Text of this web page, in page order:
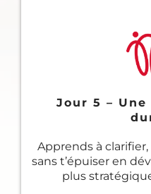
Jour 5 –
Apprends à
sans t’épuiser en
plus